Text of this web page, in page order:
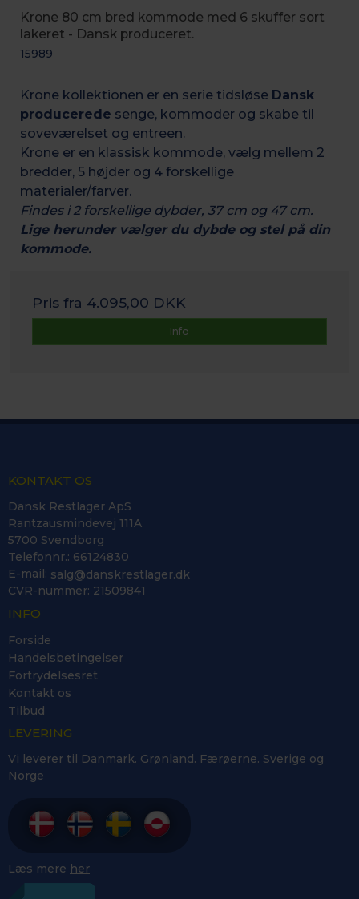
Krone 80 cm bred kommode med 6 skuffer sort
lakeret - Dansk produceret.
15989
Krone kollektionen er en serie tidsløse Dansk
producerede senge, kommoder og skabe til
soveværelset og entreen.
Krone er en klassisk kommode, vælg mellem 2
bredder, 5 højder og 4 forskellige
materialer/farver.
Findes i 2 forskellige dybder, 37 cm og 47 cm.
Lige herunder vælger du dybde og stel på din
kommode.
Pris fra 4.095,00 DKK
Info
KONTAKT OS
Dansk Restlager ApS
Rantzausmindevej 111A
5700 Svendborg
Telefonnr.: 66124830
E-mail: salg@danskrestlager.dk
CVR-nummer: 21509841
INFO
Forside
Handelsbetingelser
Fortrydelsesret
Kontakt os
Tilbud
LEVERING
Vi leverer til Danmark. Grønland. Færøerne. Sverige og
Norge
Læs mere her